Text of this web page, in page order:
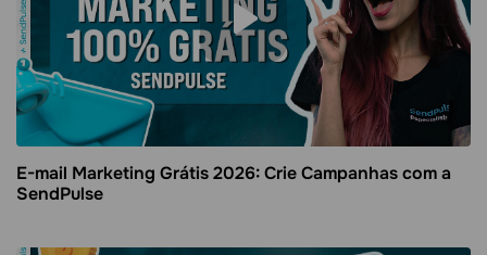
E-mail Marketing Grátis 2026: Crie Campanhas com a
SendPulse